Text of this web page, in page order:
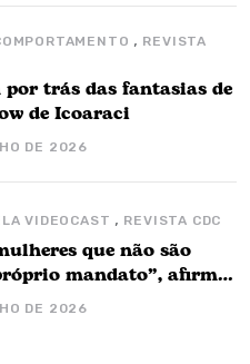
, REVISTA
por trás das fantasias de
de Icoaraci
DE 2026
VIDEOCAST , REVISTA CDC
que não são
mandato”, afirma
no Chá de Canela
DE 2026